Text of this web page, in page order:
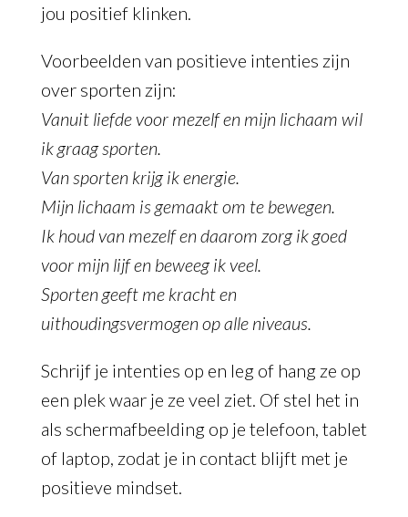
jou positief klinken.
Voorbeelden van positieve intenties zijn
over sporten zijn:
Vanuit liefde voor mezelf en mijn lichaam wil
ik graag sporten.
Van sporten krijg ik energie.
Mijn lichaam is gemaakt om te bewegen.
Ik houd van mezelf en daarom zorg ik goed
voor mijn lijf en beweeg ik veel.
Sporten geeft me kracht en
uithoudingsvermogen op alle niveaus.
Schrijf je intenties op en leg of hang ze op
een plek waar je ze veel ziet. Of stel het in
als schermafbeelding op je telefoon, tablet
of laptop, zodat je in contact blijft met je
positieve mindset.